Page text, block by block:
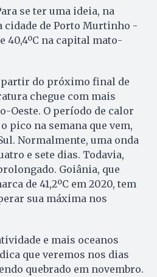
se ter uma ideia, na
cidade de Porto Murtinho -
40,4ºC na capital mato-
partir do próximo final de
chegue com mais
Oeste. O período de calor
pico na semana que vem,
Normalmente, uma onda
e sete dias. Todavia,
Goiânia, que
de 41,2ºC em 2020, tem
sua máxima nos
e mais oceanos
que veremos nos dias
quebrado em novembro.